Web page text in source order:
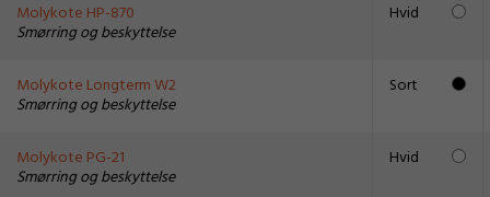
Molykote HP-870
Smørring og beskyttelse
Hvid
Molykote Longterm W2
Smørring og beskyttelse
Sort
Molykote PG-21
Smørring og beskyttelse
Hvid